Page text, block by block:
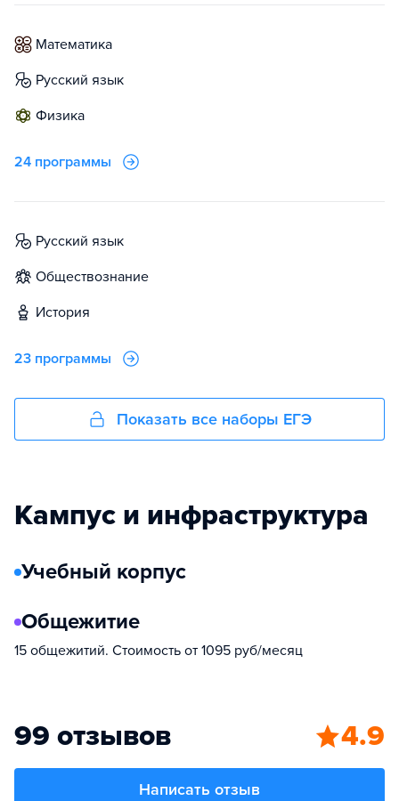
математика
русский язык
физика
24 программы
русский язык
обществознание
история
23 программы
Показать все наборы ЕГЭ
Кампус и инфраструктура
Учебный корпус
Общежитие
15 общежитий. Стоимость от 1095 руб/месяц
99 отзывов 4.9
Написать отзыв